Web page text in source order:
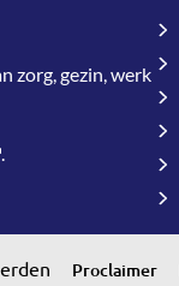
zorg, gezin, werk
.
Proclaimer